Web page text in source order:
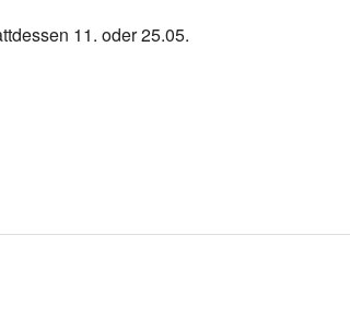
11. oder 25.05.